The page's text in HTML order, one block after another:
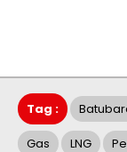
Tag :
Gas LNG